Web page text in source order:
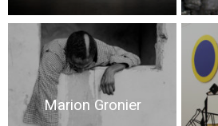
Marion Gronier